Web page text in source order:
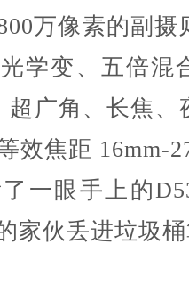
万像素的副摄
学变、五倍混
超广角、长焦、
效焦距 16mm-
一眼手上的
家伙丢进垃圾